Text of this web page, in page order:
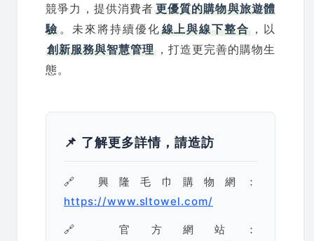
競爭力，提供消費者 更優質的購物與旅遊體
驗 。未來將持續優化 線上與線下整合 ，以
創新服務與智慧管理 ，打造更完善的購物生
態。
📌 了解更多詳情，請造訪
🔗 興隆毛巾購物網：
https://www.sltowel.com/
🔗 官方網站：